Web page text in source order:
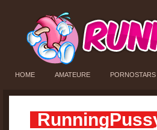
HOME AMATEURE PORNOSTARS